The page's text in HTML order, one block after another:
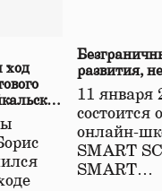
ход
развития,
11 января
состоится
онлайн-
SMART
SMART…